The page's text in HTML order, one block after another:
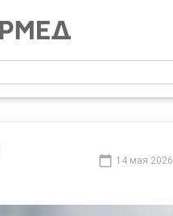
14 мая 2026